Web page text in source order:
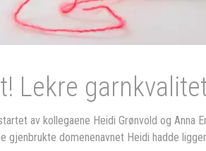
Lekre
av kollegaene Heidi Grønvold og Anna
gjenbrukte domenenavnet Heidi hadde